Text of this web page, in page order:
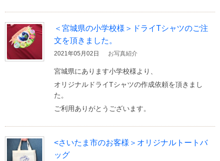
＜宮城県の小学校様＞ドライTシャツのご注
文を頂きました。
2021年05月02日 お写真紹介
宮城県にあります小学校様より、
オリジナルドライTシャツの作成依頼を頂きまし
た。
ご利用ありがとうございます。
<さいたま市のお客様＞オリジナルトートバ
ッグ